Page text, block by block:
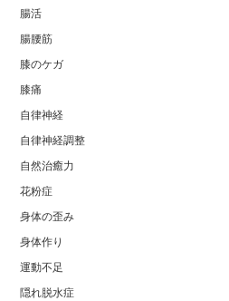
腸活
腸腰筋
膝のケガ
膝痛
自律神経
自律神経調整
自然治癒力
花粉症
身体の歪み
身体作り
運動不足
隠れ脱水症